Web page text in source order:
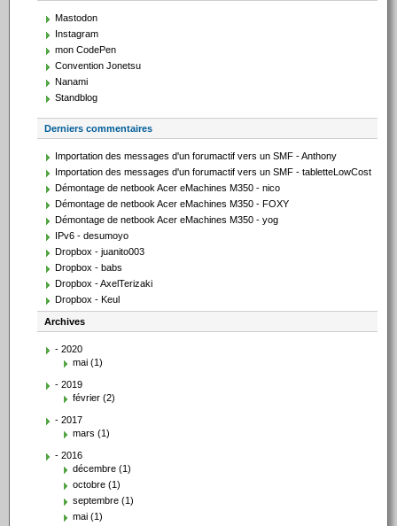
Mastodon
Instagram
mon CodePen
Convention Jonetsu
Nanami
Standblog
Derniers commentaires
Importation des messages d'un forumactif vers un SMF - Anthony
Importation des messages d'un forumactif vers un SMF - tabletteLowCost
Démontage de netbook Acer eMachines M350 - nico
Démontage de netbook Acer eMachines M350 - FOXY
Démontage de netbook Acer eMachines M350 - yog
IPv6 - desumoyo
Dropbox - juanito003
Dropbox - babs
Dropbox - AxelTerizaki
Dropbox - Keul
Archives
- 2020
mai (1)
- 2019
février (2)
- 2017
mars (1)
- 2016
décembre (1)
octobre (1)
septembre (1)
mai (1)